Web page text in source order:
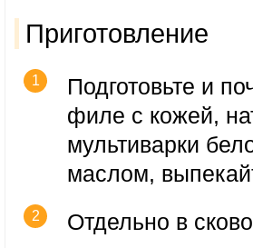
Приготовление
Подготовьте и
филе с кожей,
мультиварки
маслом,
Отдельно в